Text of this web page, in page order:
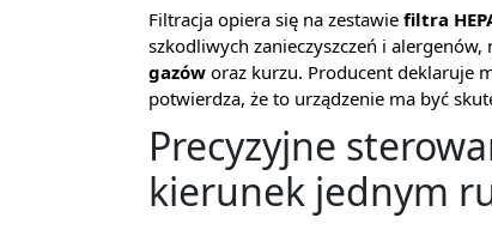
Filtracja opiera się na zestawie filtra
szkodliwych zanieczyszczeń i
gazów oraz kurzu. Producent deklaruje
potwierdza, że to urządzenie ma być
Precyzyjne
kierunek jednym